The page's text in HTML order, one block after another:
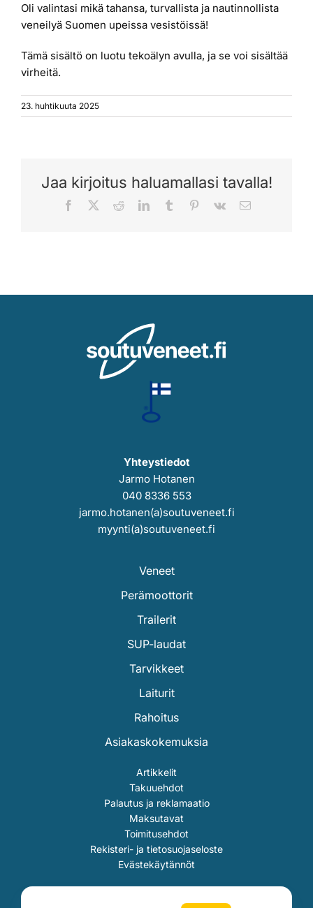
Oli valintasi mikä tahansa, turvallista ja nautinnollista
veneilyä Suomen upeissa vesistöissä!
Tämä sisältö on luotu tekoälyn avulla, ja se voi sisältää
virheitä.
23. huhtikuuta 2025
Jaa kirjoitus haluamallasi tavalla!
Facebook RedditLinkedInTumblr Pinterest
Vk Sähköposti
Yhteystiedot
Jarmo Hotanen
040 8336 553
jarmo.hotanen(a)soutuveneet.fi
myynti(a)soutuveneet.fi
Veneet
Perämoottorit
Trailerit
SUP-laudat
Tarvikkeet
Laiturit
Rahoitus
Asiakaskokemuksia
Artikkelit
Takuuehdot
Palautus ja reklamaatio
Maksutavat
Toimitusehdot
Rekisteri- ja tietosuojaseloste
Evästekäytännöt